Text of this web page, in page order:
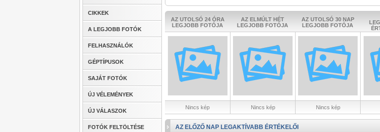
CIKKEK
A LEGJOBB FOTÓK
FELHASZNÁLÓK
GÉPTÍPUSOK
SAJÁT FOTÓK
ÚJ VÉLEMÉNYEK
ÚJ VÁLASZOK
FOTÓK FELTÖLTÉSE
AZ UTOLSÓ 24 ÓRA
LEGJOBB FOTÓJA
AZ ELMÚLT HÉT
LEGJOBB FOTÓJA
AZ UTOLSÓ 30 NAP
LEGJOBB FOTÓJA
Nincs kép Nincs kép Nincs kép
AZ ELŐZŐ NAP LEGAKTÍVABB ÉRTÉKELŐI